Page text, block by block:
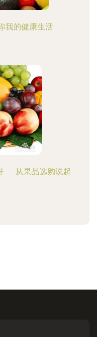
我的健康生活
——从果品选购说起